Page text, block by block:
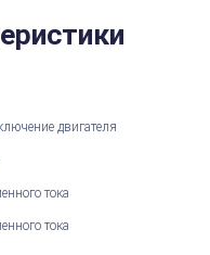
двигателя
тока
тока